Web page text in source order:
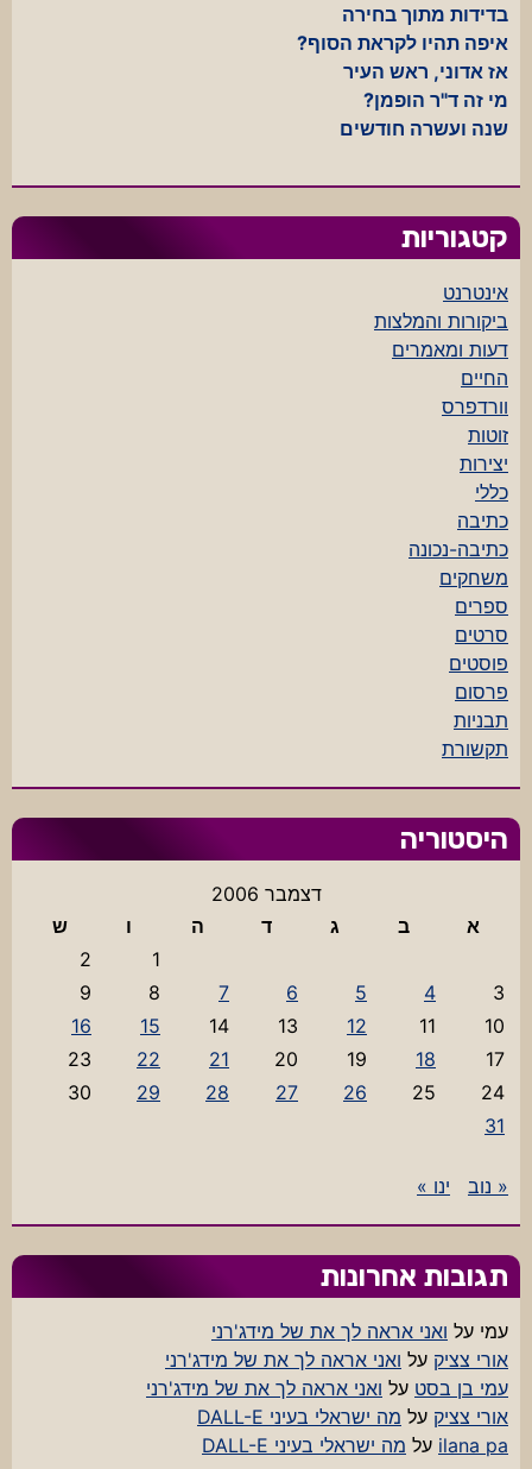
בדידות מתוך בחירה
איפה תהיו לקראת הסוף?
אז אדוני, ראש העיר
מי זה ד"ר הופמן?
שנה ועשרה חודשים
קטגוריות
אינטרנט
ביקורות והמלצות
דעות ומאמרים
החיים
וורדפרס
זוטות
יצירות
כללי
כתיבה
כתיבה-נכונה
משחקים
ספרים
סרטים
פוסטים
פרסום
תבניות
תקשורת
היסטוריה
דצמבר 2006
א
ב ג ד ה ו
ש
1
2
3
4
5
6
7
8
9
10
11
12
13
14
15
16
17
18
19
20
21
22
23
24
25
26
27
28
29
30
31
« נוב ינו »
תגובות אחרונות
עמי על ואני אראה לך את של מידג'רני
אורי צציק על ואני אראה לך את של מידג'רני
עמי בן בסט על ואני אראה לך את של מידג'רני
אורי צציק על מה ישראלי בעיני DALL-E
ilana pa על מה ישראלי בעיני DALL-E